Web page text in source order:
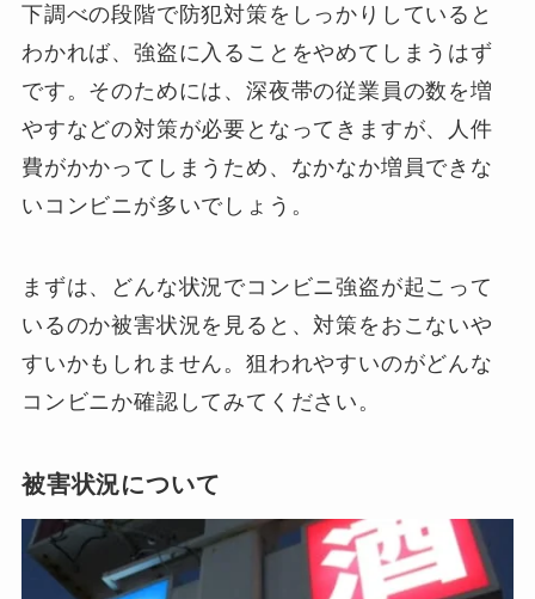
下調べの段階で防犯対策をしっかりしていると
わかれば、強盗に入ることをやめてしまうはず
です。そのためには、深夜帯の従業員の数を増
やすなどの対策が必要となってきますが、人件
費がかかってしまうため、なかなか増員できな
いコンビニが多いでしょう。
まずは、どんな状況でコンビニ強盗が起こって
いるのか被害状況を見ると、対策をおこないや
すいかもしれません。狙われやすいのがどんな
コンビニか確認してみてください。
被害状況について